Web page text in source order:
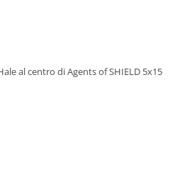
al centro di Agents of SHIELD 5x15